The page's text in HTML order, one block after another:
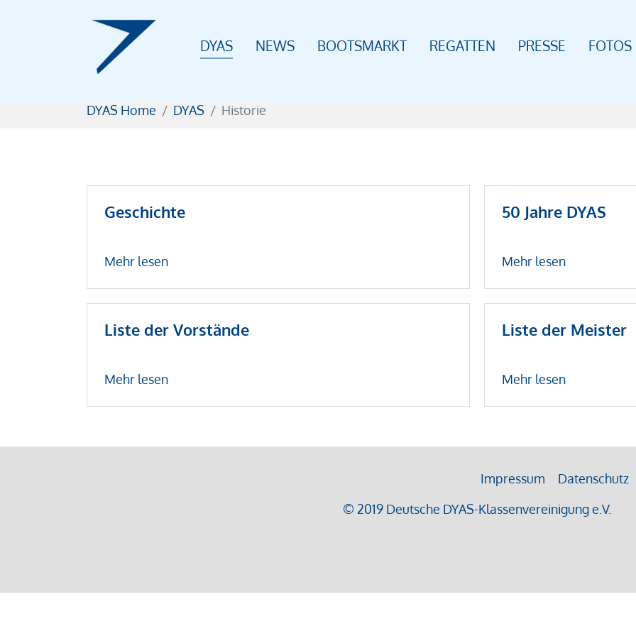
DYAS NEWS BOOTSMARKT REGATTEN PRESSE FOTOS
DYAS Home DYAS Historie
Geschichte
Mehr lesen
50 Jahre DYAS
Mehr lesen
Liste der Vorstände
Mehr lesen
Liste der Meister
Mehr lesen
Impressum
Datenschutz
© 2019 Deutsche DYAS-Klassenvereinigung e.V.